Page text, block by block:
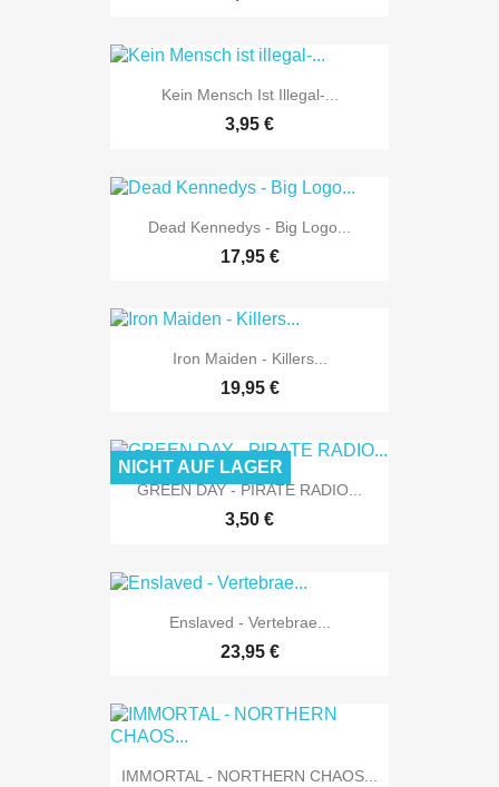
Kein Mensch Ist Illegal-...
3,95 €
Dead Kennedys - Big Logo...
17,95 €
Iron Maiden - Killers...
19,95 €
GREEN DAY - PIRATE RADIO...
3,50 €
NICHT AUF LAGER
Enslaved - Vertebrae...
23,95 €
IMMORTAL - NORTHERN CHAOS...